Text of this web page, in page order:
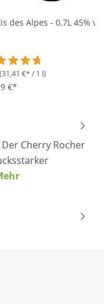
5 Sternen
des Alpes - 0,7L 45% vol
(31,41 €* / 1 l)
€*
Cherry Rocher